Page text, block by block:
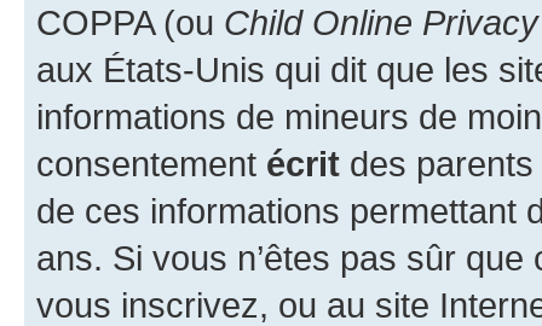
COPPA (ou Child Online
aux États-Unis qui dit que les
informations de mineurs de
consentement écrit des parents
de ces informations permettant
ans. Si vous n’êtes pas sûr
vous inscrivez, ou au site